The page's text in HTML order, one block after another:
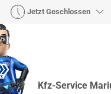
Jetzt Geschlossen
Kfz-Service